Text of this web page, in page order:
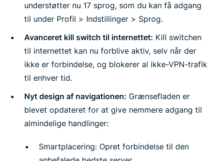
understøtter nu 17 sprog, som du kan få adgang
til under Profil > Indstillinger > Sprog.
Avanceret kill switch til internettet: Kill switchen
til internettet kan nu forblive aktiv, selv når der
ikke er forbindelse, og blokerer al ikke-VPN-trafik
til enhver tid.
Nyt design af navigationen: Grænsefladen er
blevet opdateret for at give nemmere adgang til
almindelige handlinger:
Smartplacering: Opret forbindelse til den